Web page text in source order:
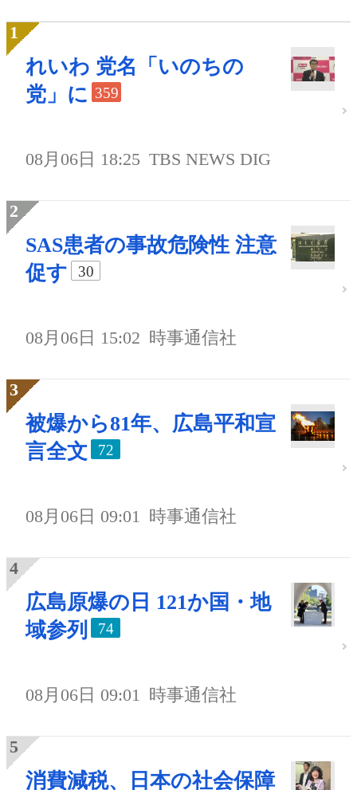
れいわ 党名「いのちの
党」に 359
08月06日 18:25 TBS NEWS DIG
SAS患者の事故危険性 注意
促す
30
08月06日 15:02 時事通信社
被爆から81年、広島平和宣
言全文
72
08月06日 09:01 時事通信社
広島原爆の日 121か国・地
域参列
74
08月06日 09:01 時事通信社
消費減税、日本の社会保障